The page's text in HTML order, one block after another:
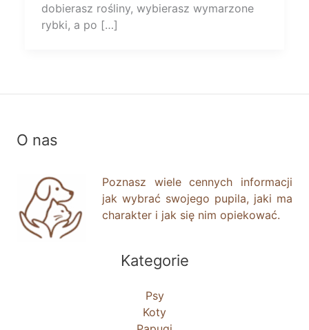
dobierasz rośliny, wybierasz wymarzone
rybki, a po […]
O nas
Poznasz wiele cennych informacji
jak wybrać swojego pupila, jaki ma
charakter i jak się nim opiekować.
Kategorie
Psy
Koty